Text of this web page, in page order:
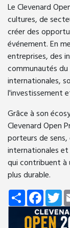
Le Clevenard
cultures, de
créer des
événement. En
entreprises, des
communautés
internationales,
l'investissement
Grâce à son
Clevenard Open
porteurs de
internationales
qui contribuent à
plus durable.
Share